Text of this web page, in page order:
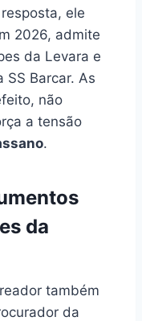
ele
2026, admite
da Levara e
Barcar. As
não
a tensão
.
da
também
da